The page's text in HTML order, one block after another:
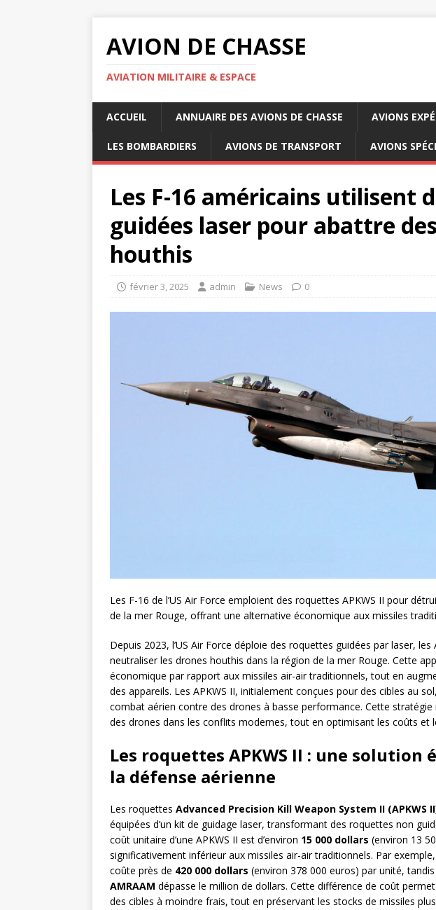
AVION DE CHASSE
AVIATION MILITAIRE & ESPACE
ACCUEIL ANNUAIRE DES AVIONS DE CHASSE AVIONS
LES BOMBARDIERS AVIONS DE TRANSPORT AVIONS
Les F-16 américains utilisent
guidées laser pour abattre
houthis
février 3, 2025 admin News 0
Les F-16 de l’US Air Force emploient des roquettes APKWS II pour
de la mer Rouge, offrant une alternative économique aux missiles
Depuis 2023, l’US Air Force déploie des roquettes guidées par laser, les
neutraliser les drones houthis dans la région de la mer Rouge. Cette
économique par rapport aux missiles air-air traditionnels, tout en
des appareils. Les APKWS II, initialement conçues pour des cibles au
combat aérien contre des drones à basse performance. Cette
des drones dans les conflits modernes, tout en optimisant les coûts et
Les roquettes APKWS II : une solution
la défense aérienne
Les roquettes Advanced Precision Kill Weapon System II (APKWS
équipées d’un kit de guidage laser, transformant des roquettes non
coût unitaire d’une APKWS II est d’environ 15 000 dollars (environ 13
significativement inférieur aux missiles air-air traditionnels. Par
coûte près de 420 000 dollars (environ 378 000 euros) par unité,
AMRAAM dépasse le million de dollars. Cette différence de coût
des cibles à moindre frais, tout en préservant les stocks de missiles